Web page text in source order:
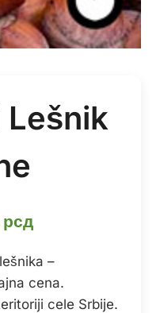
Lešnik
рсд
је:
599,99 рсд.
–
cena.
cele Srbije.